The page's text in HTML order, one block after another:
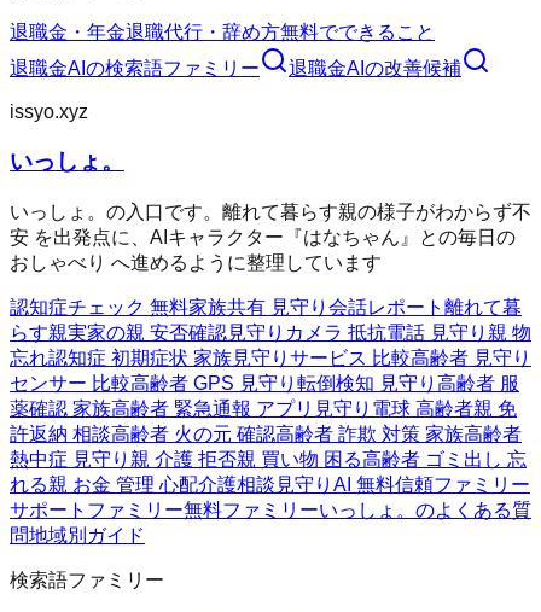
退職金・年金退職代行・辞め方無料でできること
退職金AI の検索語ファミリー 退職金AI の改善候補
issyo.xyz
いっしょ。
いっしょ。の入口です。離れて暮らす親の様子がわからず不
安 を出発点に、AIキャラクター『はなちゃん』との毎日の
おしゃべり へ進めるように整理しています
認知症チェック 無料家族共有 見守り 会話レポート 離れて暮
らす親実家の親 安否確認見守りカメラ 抵抗電話 見守り 親 物
忘れ認知症 初期症状 家族見守りサービス 比較高齢者 見守り
センサー 比較高齢者 GPS 見守り 転倒検知 見守り 高齢者 服
薬確認 家族高齢者 緊急通報 アプリ 見守り電球 高齢者親 免
許返納 相談高齢者 火の元 確認高齢者 詐欺 対策 家族高齢者
熱中症 見守り 親 介護 拒否親 買い物 困る高齢者 ゴミ出し 忘
れる親 お金 管理 心配介護相談 見守りAI 無料信頼ファミリー
サポートファミリー無料ファミリーいっしょ。のよくある質
問地域別ガイド
検索語ファミリー